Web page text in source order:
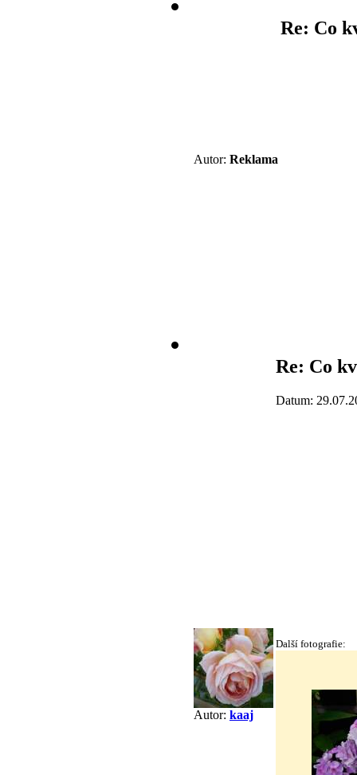
Autor: Reklama
Re: Co
Autor: kaaj
Re: Co
Datum:
Další fotografie: